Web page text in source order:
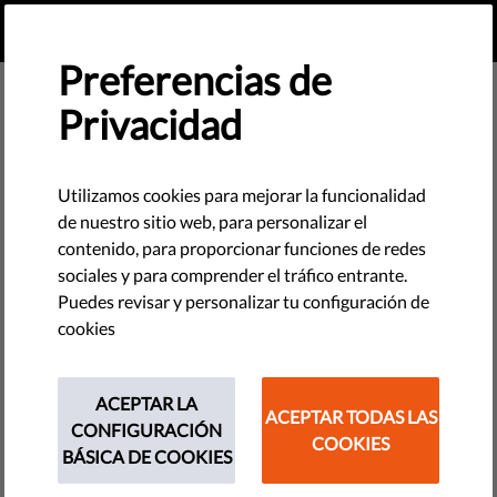
The requested page does not exist.
Please go to home page by clicking the button
Preferencias de
Privacidad
Utilizamos cookies para mejorar la funcionalidad
de nuestro sitio web, para personalizar el
contenido, para proporcionar funciones de redes
sociales y para comprender el tráfico entrante.
Puedes revisar y personalizar tu configuración de
cookies
ACEPTAR LA
CONFIGURACIÓN
BÁSICA DE COOKIES
ACEPTAR TODAS LAS
COOKIES